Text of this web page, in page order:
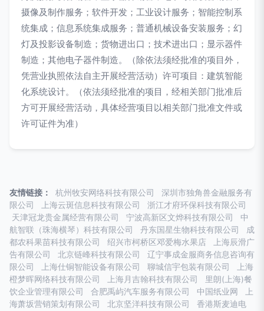
摄像及制作服务；软件开发；工业设计服务；智能控制系
统集成；信息系统集成服务；普通机械设备安装服务；幻
灯及投影设备制造；货物进出口；技术进出口；显示器件
制造；其他电子器件制造。（除依法须经批准的项目外，
凭营业执照依法自主开展经营活动）许可项目：建筑智能
化系统设计。（依法须经批准的项目，经相关部门批准后
方可开展经营活动，具体经营项目以相关部门批准文件或
许可证件为准）
友情链接： 杭州牧安网络科技有限公司
深圳市独角兽金融服务有
限公司
上海云斑信息科技有限公司
浙江才府环保科技有限公司
天津冠龙贵金属经营有限公司
宁波高新区文烨科技有限公司
中
航智联（珠海横琴）科技有限公司
丹东国星生物科技有限公司
成
都农科果苗科技有限公司
绍兴市柯桥区邓爱梅水果店
上海辰滑广
告有限公司
北京链峰科技有限公司
辽宁事成金服商务信息咨询有
限公司
上海仕铜智能设备有限公司 聊城信宇包装有限公司
上海
橙梦晖网络科技有限公司
上海月吉翰科技有限公司
里朗(上海)餐
饮企业管理有限公司
合肥禹屿汽车服务有限公司 中国纸业网
上
海萧坂营销策划有限公司
北京坚洋科技有限公司
香港斯麦迪电